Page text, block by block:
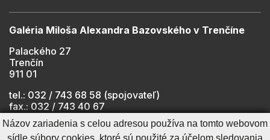
Galéria Miloša Alexandra Bazovského v Trenčíne
Palackého 27
Trenčín
911 01
tel.: 032 / 743 68 58 (spojovateľ)
fax.: 032 / 743 40 67
e-mail:
info@gmab.sk
Názov zariadenia s celou adresou používa na tomto webovom
sídle súbory cookies, ktoré sú použité za účelom sledovania